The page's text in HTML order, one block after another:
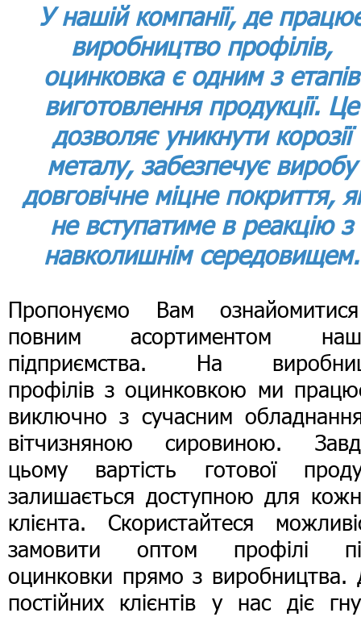
У нашій компанії, де
виробництво профілів,
оцинковка є одним з етапів
виготовлення продукції. Це
дозволяє уникнути корозії
металу, забезпечує виробу
довговічне міцне покриття,
не вступатиме в реакцію з
навколишнім середовищем.
Пропонуємо Вам
повним асортиментом
підприємства. На
профілів з оцинковкою ми
виключно з сучасним
вітчизняною сировиною.
цьому вартість готової
залишається доступною для
клієнта. Скористайтеся
замовити оптом профілі
оцинковки прямо з виробництва.
постійних клієнтів у нас діє